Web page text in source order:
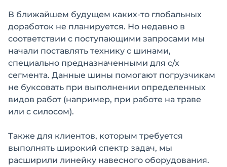
В ближайшем будущем каких-то глобальных
доработок не планируется. Но недавно в
соответствии с поступающими запросами мы
начали поставлять технику с шинами,
специально предназначенными для с/х
сегмента. Данные шины помогают погрузчикам
не буксовать при выполнении определенных
видов работ (например, при работе на траве
или с силосом).
Также для клиентов, которым требуется
выполнять широкий спектр задач, мы
расширили линейку навесного оборудования.